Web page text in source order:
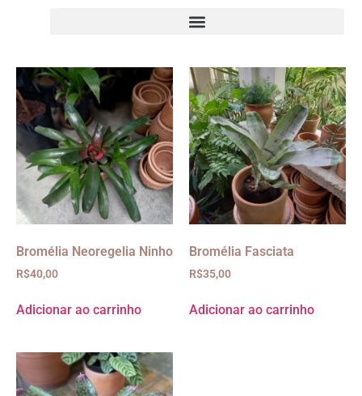
Bromélia Neoregelia Ninho
R$40,00
Adicionar ao carrinho
Bromélia Fasciata
R$35,00
Adicionar ao carrinho